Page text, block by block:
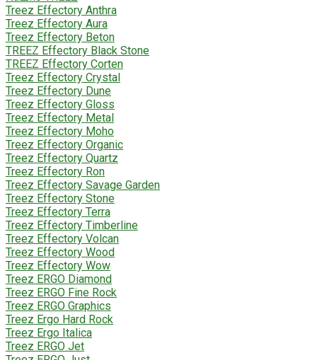
Treez Effectory Anthra
Treez Effectory Aura
Treez Effectory Beton
TREEZ Effectory Black Stone
TREEZ Effectory Corten
Treez Effectory Crystal
Treez Effectory Dune
Treez Effectory Gloss
Treez Effectory Metal
Treez Effectory Moho
Treez Effectory Organic
Treez Effectory Quartz
Treez Effectory Ron
Treez Effectory Savage Garden
Treez Effectory Stone
Treez Effectory Terra
Treez Effectory Timberline
Treez Effectory Volcan
Treez Effectory Wood
Treez Effectory Wow
Treez ERGO Diamond
Treez ERGO Fine Rock
Treez ERGO Graphics
Treez Ergo Hard Rock
Treez Ergo Italica
Treez ERGO Jet